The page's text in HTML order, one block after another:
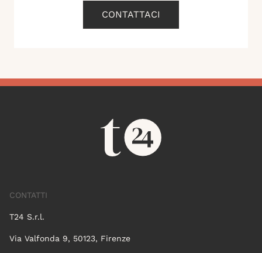
CONTATTACI
CONTATTI
T24 S.r.l.
Via Valfonda 9, 50123, Firenze